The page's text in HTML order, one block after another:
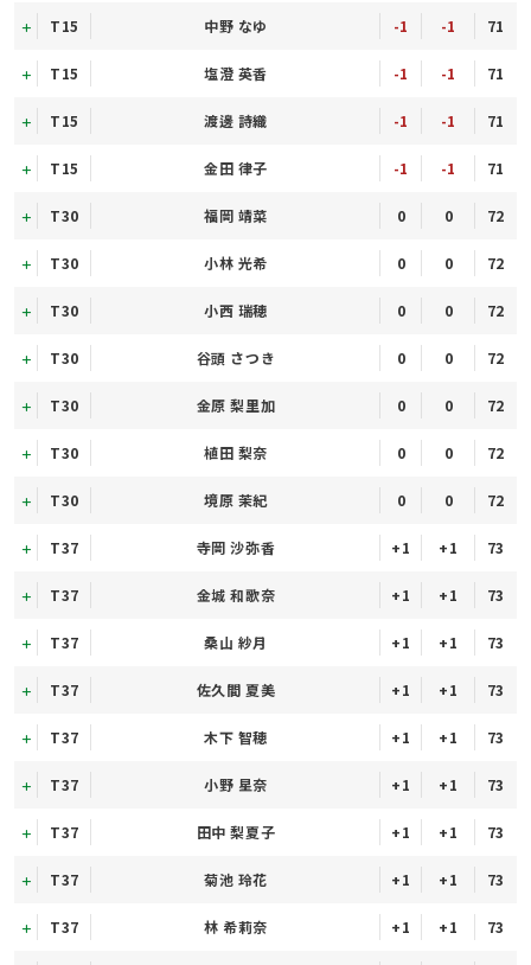
T15 中野 なゆ -1 -1 71
T15 塩澄 英香 -1 -1 71
T15 渡邊 詩織 -1 -1 71
T15 金田 律子 -1 -1 71
T30 福岡 靖菜 0 0 72
T30 小林 光希 0 0 72
T30 小西 瑞穂 0 0 72
T30 谷頭 さつき 0 0 72
T30 金原 梨里加 0 0 72
T30 植田 梨奈 0 0 72
T30 境原 茉紀 0 0 72
T37 寺岡 沙弥香 +1 +1 73
T37 金城 和歌奈 +1 +1 73
T37 桑山 紗月 +1 +1 73
T37 佐久間 夏美 +1 +1 73
T37 木下 智穂 +1 +1 73
T37 小野 星奈 +1 +1 73
T37 田中 梨夏子 +1 +1 73
T37 菊池 玲花 +1 +1 73
T37 林 希莉奈 +1 +1 73